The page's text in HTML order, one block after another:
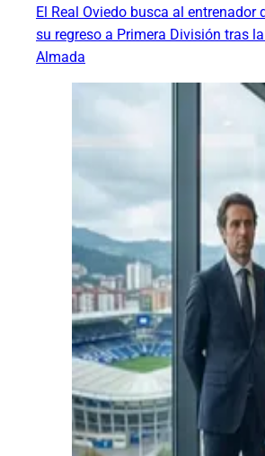
El Real Oviedo busca al entrenador
su regreso a Primera División tras
Almada